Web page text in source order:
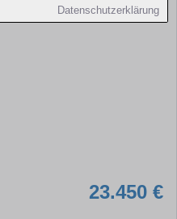
Datenschutzerklärung
23.450 €